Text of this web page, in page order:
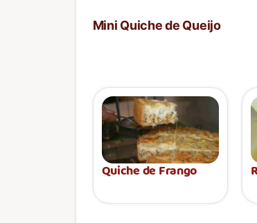
Mini Quiche de Queijo
Quiche de Frango